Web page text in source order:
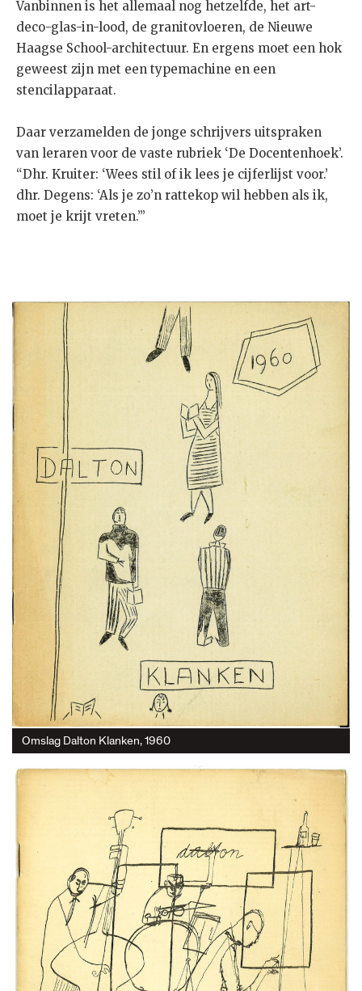
Vanbinnen is het allemaal nog hetzelfde, het art-
deco-glas-in-lood, de granitovloeren, de Nieuwe
Haagse School-architectuur. En ergens moet een hok
geweest zijn met een typemachine en een
stencilapparaat.
Daar verzamelden de jonge schrijvers uitspraken
van leraren voor de vaste rubriek ‘De Docentenhoek’.
“Dhr. Kruiter: ‘Wees stil of ik lees je cijferlijst voor.’
dhr. Degens: ‘Als je zo’n rattekop wil hebben als ik,
moet je krijt vreten.’”
Omslag Dalton Klanken, 1960